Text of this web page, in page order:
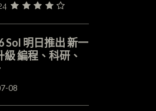
Sol 明日推出 新一
編程、科研、
08